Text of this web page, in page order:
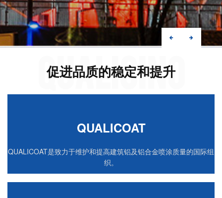
促进品质的稳定和提升
QUALISINO
QUALICOAT
QUALICOAT是致力于维护和提高建筑铝及铝合金喷涂质量的国际组
织。